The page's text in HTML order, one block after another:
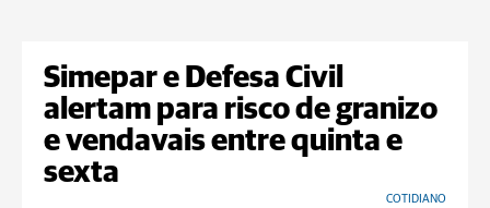
Simepar e Defesa Civil
alertam para risco de granizo
e vendavais entre quinta e
sexta
COTIDIANO